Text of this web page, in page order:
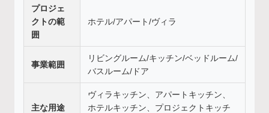
プロジェ
クトの範
囲
ホテル/アパート/ヴィラ
事業範囲
リビングルーム/キッチン/ベッドルーム/
バスルーム/ドア
主な用途
ヴィラキッチン、アパートキッチン、
ホテルキッチン、プロジェクトキッチ